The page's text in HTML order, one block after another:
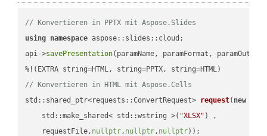
// Konvertieren in PPTX mit Aspose.Slides
using namespace aspose::slides::cloud;
api->savePresentation(paramName, paramFormat,
// Konvertieren in HTML mit Aspose.Cells
std::shared_ptr<requests::ConvertRequest> request( new
    std::make_shared< std::wstring >(
"XLSX" ) ,
    requestFile,
nullptr, nullptr, nullptr))